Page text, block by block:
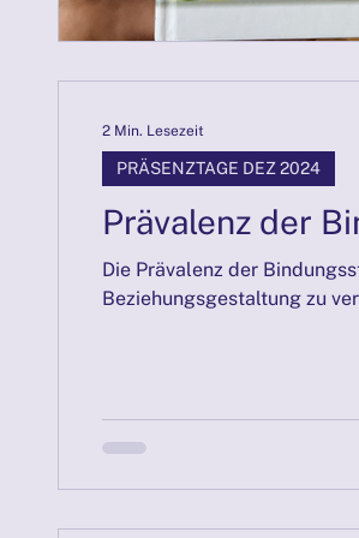
Prävalenz der
Die Prävalenz der
Beziehungsgestaltung zu
PRÄSENZTAGE DEZ 2024
2 Min. Lesezeit